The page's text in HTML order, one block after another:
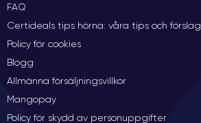
FAQ
Certideals tips hörna: våra tips och förslag
Policy för cookies
Blogg
Allmänna försäljningsvillkor
Mangopay
Policy för skydd av personuppgifter